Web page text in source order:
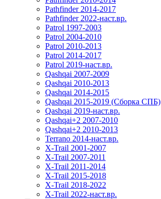
Pathfinder 2014-2017
Pathfinder 2022-наст.вр.
Patrol 1997-2003
Patrol 2004-2010
Patrol 2010-2013
Patrol 2014-2017
Patrol 2019-наст.вр.
Qashqai 2007-2009
Qashqai 2010-2013
Qashqai 2014-2015
Qashqai 2015-2019 (Сборка СПБ)
Qashqai 2019-наст.вр.
Qashqai+2 2007-2010
Qashqai+2 2010-2013
Terrano 2014-наст.вр.
X-Trail 2001-2007
X-Trail 2007-2011
X-Trail 2011-2014
X-Trail 2015-2018
X-Trail 2018-2022
X-Trail 2022-наст.вр.